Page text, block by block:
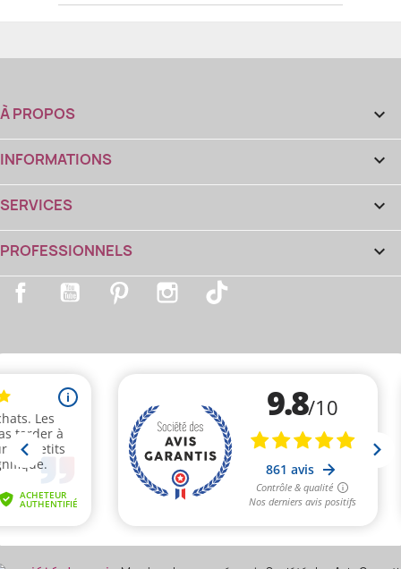
À PROPOS 
INFORMATIONS 
SERVICES 
PROFESSIONNELS 
Facebook YouTube Pinterest Instagram